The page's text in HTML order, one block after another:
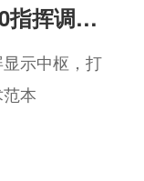
指挥调度
添新翼！
示中枢，打
本